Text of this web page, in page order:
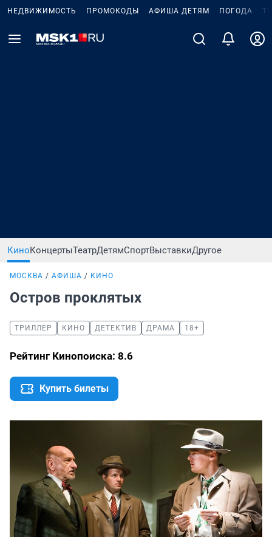
НЕДВИЖИМОСТЬ ПРОМОКОДЫ АФИША ДЕТЯМ ПОГОДА
КиноКонцертыТеатрДетямСпортВыставкиДругое
МОСКВА АФИША КИНО
Остров проклятых
ТРИЛЛЕР КИНО ДЕТЕКТИВ ДРАМА 18+
Рейтинг Кинопоиска: 8.6
Купить билеты